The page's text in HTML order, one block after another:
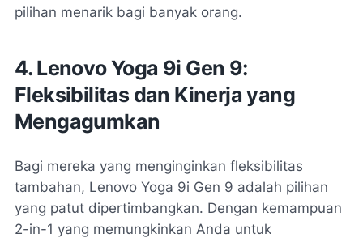
pilihan menarik bagi banyak orang.
4. Lenovo Yoga 9i Gen 9:
Fleksibilitas dan Kinerja yang
Mengagumkan
Bagi mereka yang menginginkan fleksibilitas
tambahan, Lenovo Yoga 9i Gen 9 adalah pilihan
yang patut dipertimbangkan. Dengan kemampuan
2-in-1 yang memungkinkan Anda untuk